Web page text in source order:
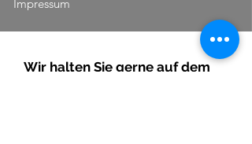
Impressum
Wir halten Sie gerne auf dem